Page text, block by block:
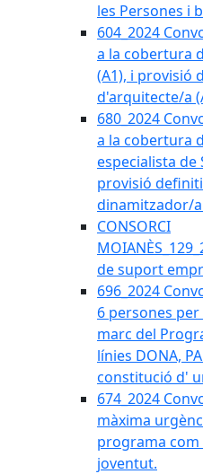
les Persones i
604_2024
a la cobertura
(A1), i provisió
d'arquitecte/a
680_2024
a la cobertura
especialista de
provisió
dinamitzador/
CONSORCI
de suport
696_2024
6 persones
marc del
línies DONA,
constitució d'
674_2024
màxima
programa
joventut.